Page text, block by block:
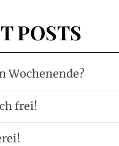
POSTS
Wochenende?
frei!